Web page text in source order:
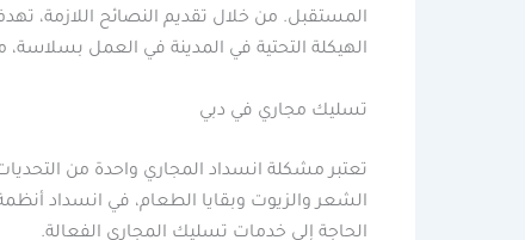
المستقبل. من خلال تقديم النصائح اللازمة،
الهيكلة التحتية في المدينة في العمل
تسليك مجاري في دبي
تعتبر مشكلة انسداد المجاري واحدة من
الشعر والزيوت وبقايا الطعام، في انسداد
الحاجة إلى خدمات تسليك المجاري الفعالة.